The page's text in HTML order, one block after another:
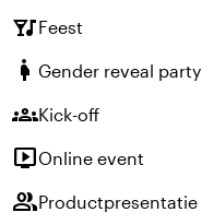
nightlifeFeest
pregnant_woman Gender reveal party
groupsKick-off
live_tvOnline event
groupProductpresentatie